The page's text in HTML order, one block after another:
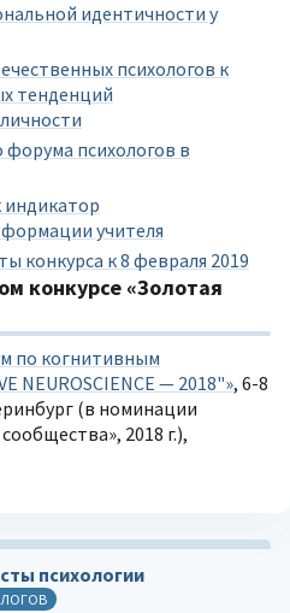
идентичности у
психологов к
тенденций
форума психологов в
учителя
конкурса к 8 февраля 2019
конкурсе «Золотая
по когнитивным
NEUROSCIENCE — 2018"», 6-8
(в номинации
2018 г.),
психологии